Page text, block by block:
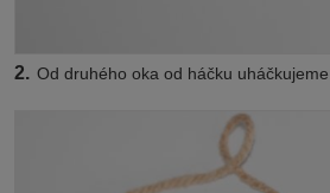
2. Od druhého oka od háčku